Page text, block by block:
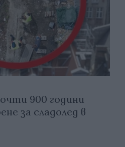
900 години
за сладолед в